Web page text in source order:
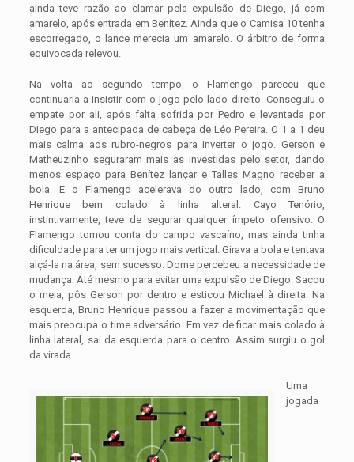
ainda teve razão ao clamar pela expulsão de Diego, já com
amarelo, após entrada em Benítez. Ainda que o Camisa 10 tenha
escorregado, o lance merecia um amarelo. O árbitro de forma
equivocada relevou.
Na volta ao segundo tempo, o Flamengo pareceu que
continuaria a insistir com o jogo pelo lado direito. Conseguiu o
empate por ali, após falta sofrida por Pedro e levantada por
Diego para a antecipada de cabeça de Léo Pereira. O 1 a 1 deu
mais calma aos rubro-negros para inverter o jogo. Gerson e
Matheuzinho seguraram mais as investidas pelo setor, dando
menos espaço para Benítez lançar e Talles Magno receber a
bola. E o Flamengo acelerava do outro lado, com Bruno
Henrique bem colado à linha alteral. Cayo Tenório,
instintivamente, teve de segurar qualquer ímpeto ofensivo. O
Flamengo tomou conta do campo vascaíno, mas ainda tinha
dificuldade para ter um jogo mais vertical. Girava a bola e tentava
alçá-la na área, sem sucesso. Dome percebeu a necessidade de
mudança. Até mesmo para evitar uma expulsão de Diego. Sacou
o meia, pôs Gerson por dentro e esticou Michael à direita. Na
esquerda, Bruno Henrique passou a fazer a movimentação que
mais preocupa o time adversário. Em vez de ficar mais colado à
linha lateral, sai da esquerda para o centro. Assim surgiu o gol
da virada.
Uma
jogada